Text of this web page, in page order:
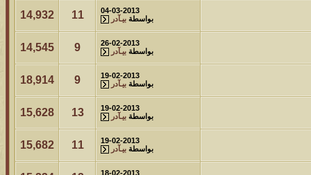
04-03-2013
بواسطة بيـآدر 11
14,932
26-02-2013
بواسطة بيـآدر 9
14,545
19-02-2013
بواسطة بيـآدر 9
18,914
19-02-2013
بواسطة بيـآدر 13
15,628
19-02-2013
بواسطة بيـآدر 11
15,682
18-02-2013